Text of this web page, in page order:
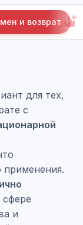
и возврат
для тех,
с
применения.
и